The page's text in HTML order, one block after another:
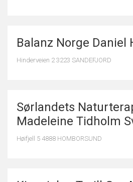
Balanz Norge Daniel
Hinderveien 2 3223 SANDEFJORD
Sørlandets
Madeleine Tidholm
Høifjell 5 4888 HOMBORSUND